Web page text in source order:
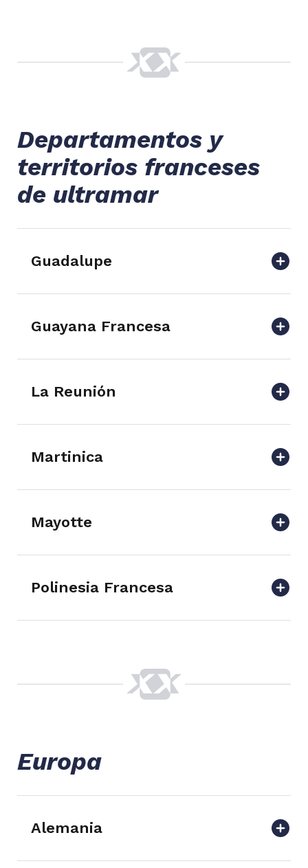
Departamentos y
territorios franceses
de ultramar
Guadalupe
Guayana Francesa
La Reunión
Martinica
Mayotte
Polinesia Francesa
Europa
Alemania